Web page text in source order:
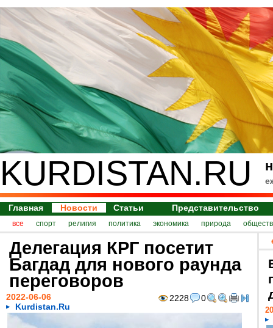
KURDISTAN.RU
Главная Новости Статьи Представительство
все спорт религия политика экономика природа
Делегация КРГ посетит
Багдад для нового раунда
переговоров
2228 0
2022-06-06
Kurdistan.Ru